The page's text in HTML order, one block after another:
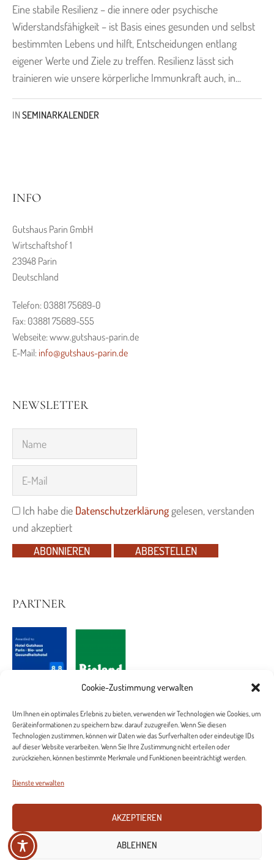
Cookie-Zustimmung verwalten
Um Ihnen ein optimales Erlebnis zu bieten, verwenden wir Technologien wie Cookies, um
Geräteinformationen zu speichern bzw. darauf zuzugreifen. Wenn Sie diesen
Technologien zustimmen, können wir Daten wie das Surfverhalten oder eindeutige IDs
auf dieser Website verarbeiten. Wenn Sie Ihre Zustimmung nicht erteilen oder
zurückziehen, können bestimmte Merkmale und Funktionen beeinträchtigt werden.
Dienste verwalten
AKZEPTIEREN
ABLEHNEN
Eine stabile Resilienz – die innere oder psychische
Widerstandsfähigkeit – ist Basis eines gesunden und selbst
bestimmten Lebens und hilft, Entscheidungen entlang
eigener Werte und Ziele zu treffen. Resilienz lässt sich
trainieren wie unsere körperliche Immunkraft auch, in...
INSEMINARKALENDER
INFO
Gutshaus Parin GmbH
Wirtschaftshof 1
23948 Parin
Deutschland
Telefon: 03881 75689-0
Fax: 03881 75689-555
Webseite: www.gutshaus-parin.de
E-Mail: info@gutshaus-parin.de
NEWSLETTER
Ich habe die Datenschutzerklärung gelesen, verstanden
und akzeptiert
ABONNIEREN
ABBESTELLEN
PARTNER
Stellenangebote
Cookie-Richtlinie (EU)